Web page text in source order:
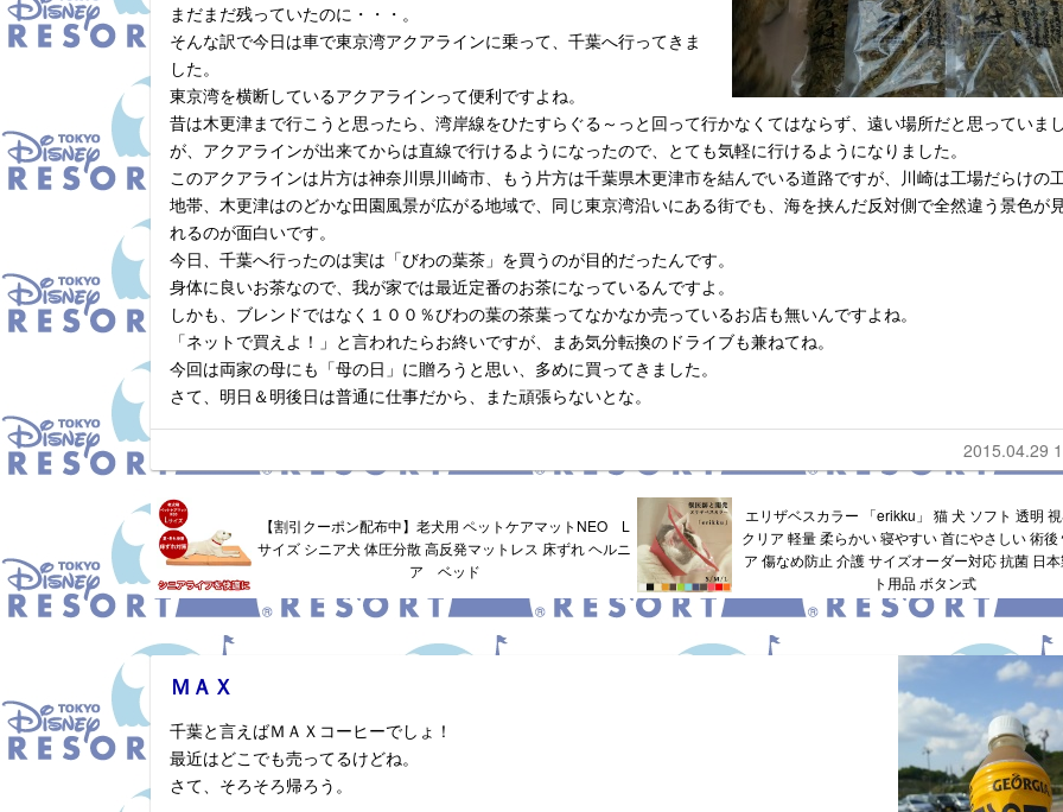
まだまだ残っていたのに・・・。
そんな訳で今日は車で東京湾アクアラインに乗って、千葉へ行ってきま
した。
東京湾を横断しているアクアラインって便利ですよね。
昔は木更津まで行こうと思ったら、湾岸線をひたすらぐる～っと回って行かなくてはならず、遠い場所だと思っていま
が、アクアラインが出来てからは直線で行けるようになったので、とても気軽に行けるようになりました。
このアクアラインは片方は神奈川県川崎市、もう片方は千葉県木更津市を結んでいる道路ですが、川崎は工場だらけの
地帯、木更津はのどかな田園風景が広がる地域で、同じ東京湾沿いにある街でも、海を挟んだ反対側で全然違う景色が
れるのが面白いです。
今日、千葉へ行ったのは実は「びわの葉茶」を買うのが目的だったんです。
身体に良いお茶なので、我が家では最近定番のお茶になっているんですよ。
しかも、ブレンドではなく１００％びわの葉の茶葉ってなかなか売っているお店も無いんですよね。
「ネットで買えよ！」と言われたらお終いですが、まあ気分転換のドライブも兼ねてね。
今回は両家の母にも「母の日」に贈ろうと思い、多めに買ってきました。
さて、明日＆明後日は普通に仕事だから、また頑張らないとな。
2015.04.29
【割引クーポン配布中】老犬用 ペットケアマットNEO L
サイズ シニア犬 体圧分散 高反発マットレス 床ずれ ヘルニ
ア ベッド
エリザベスカラー 「erikku」 猫 犬 ソフト 透明
クリア 軽量 柔らかい 寝やすい 首にやさしい 術後
ア 傷なめ防止 介護 サイズオーダー対応 抗菌 日
ト用品 ボタン式
ＭＡＸ
千葉と言えばＭＡＸコーヒーでしょ！
最近はどこでも売ってるけどね。
さて、そろそろ帰ろう。